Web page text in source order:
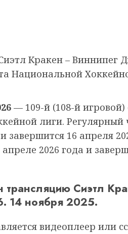
Кракен – Виннипег
Национальной
— 109-й (108-й игровой)
лиги. Регулярный
завершится 16 апреля
2026 года и
трансляцию Сиэтл
ноября 2025.
видеоплеер или